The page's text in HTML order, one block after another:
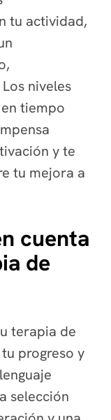
tu actividad,
niveles
tiempo
y te
tu mejora a
cuenta
de
terapia de
progreso y
selección